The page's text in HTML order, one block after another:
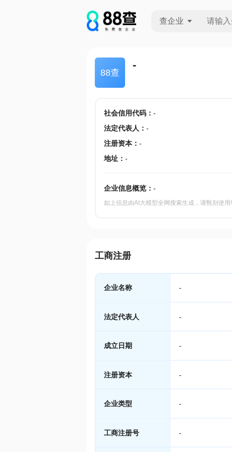
查企业
88查
-
社会信用代码： -
法定代表人 ： -
注册资本： -
地址： -
企业信息概览： -
如上信息由AI大模型全网搜索生成，请甄别使用!
工商注册
企业名称 -
法定代表人 -
成立日期 -
注册资本 -
企业类型 -
工商注册号 -